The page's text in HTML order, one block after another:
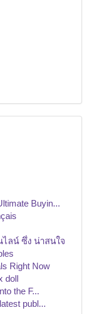
Buyin...
ลน์ ซึ่ง น่าสนใจ
Right Now
doll
the F...
publ...